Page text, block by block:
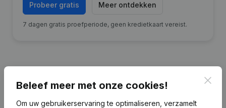
Probeer gratis Meer ontdekken
7 dagen gratis proefperiode, geen kredietkaart vereist.
Publicatiesvan Sebalex Invest
Beleef meer met onze cookies!
Om uw gebruikerservaring te optimaliseren, verzamelt